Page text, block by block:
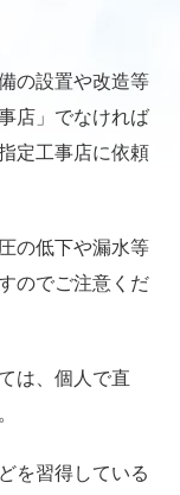
の設置や改造等
店」でなければ
定工事店に依頼
の低下や漏水等
のでご注意くだ
は、個人で直
を習得している